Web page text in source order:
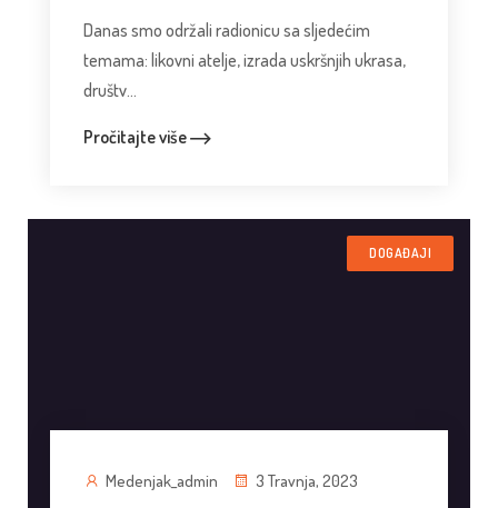
Danas smo održali radionicu sa sljedećim
temama: likovni atelje, izrada uskršnjih ukrasa,
društv...
Pročitajte više
DOGAĐAJI
Medenjak_admin 3 Travnja, 2023